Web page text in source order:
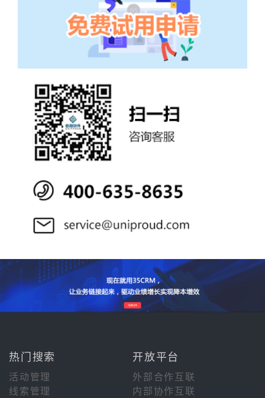
热门搜索 开放平台
活动管理
外部合作互联
线索管理
内部协作互联